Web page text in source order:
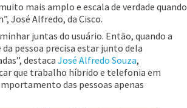
mais amplo e escala de verdade quando
José Alfredo, da Cisco.
juntas do usuário. Então, quando a
pessoa precisa estar junto dela
destaca José Alfredo Souza,
que trabalho híbrido e telefonia em
das pessoas apenas